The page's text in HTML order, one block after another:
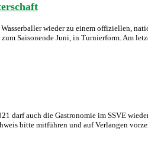
wieder zu einem offiziellen,
Saisonende Juni, in Turnierform. Am
darf auch die Gastronomie im SSVE
bitte mitführen und auf Verlangen